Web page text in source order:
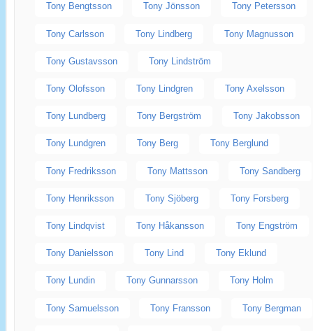
Tony Bengtsson Tony Jönsson Tony Petersson
Tony Carlsson Tony Lindberg Tony Magnusson
Tony Gustavsson Tony Lindström
Tony Olofsson Tony Lindgren Tony Axelsson
Tony Lundberg Tony Bergström Tony Jakobsson
Tony Lundgren Tony Berg Tony Berglund
Tony Fredriksson Tony Mattsson Tony Sandberg
Tony Henriksson Tony Sjöberg Tony Forsberg
Tony Lindqvist Tony Håkansson Tony Engström
Tony Danielsson Tony Lind Tony Eklund
Tony Lundin Tony Gunnarsson Tony Holm
Tony Samuelsson Tony Fransson Tony Bergman